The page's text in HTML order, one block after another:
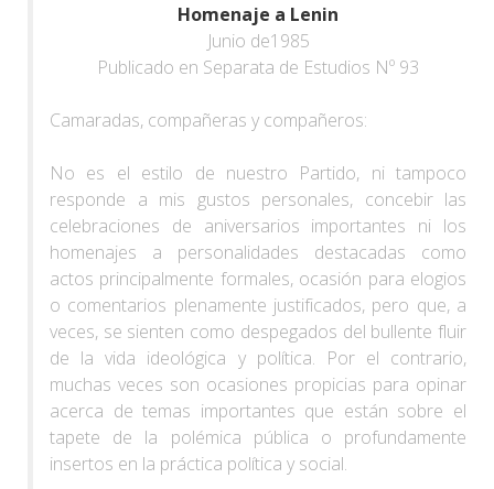
Homenaje a Lenin
Junio de1985
Publicado en Separata de Estudios Nº 93
Camaradas, compañeras y compañeros:
No es el estilo de nuestro Partido, ni tampoco
responde a mis gustos personales, concebir las
celebraciones de aniversarios importantes ni los
homenajes a personalidades destacadas como
actos principalmente formales, ocasión para elogios
o comentarios plenamente justificados, pero que, a
veces, se sienten como despegados del bullente fluir
de la vida ideológica y política. Por el contrario,
muchas veces son ocasiones propicias para opinar
acerca de temas importantes que están sobre el
tapete de la polémica pública o profundamente
insertos en la práctica política y social.